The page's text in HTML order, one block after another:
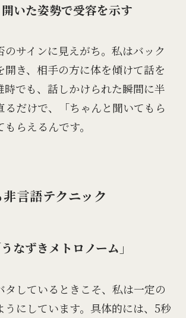
いた姿勢で受容を示す
のサインに見えがち。私はバック
開き、相手の方に体を傾けて話を
時でも、話しかけられた瞬間に半
るだけで、「ちゃんと聞いてもら
らえるんです。
言語テクニック
なずきメトロノーム」
タしているときこそ、私は一定の
うにしています。具体的には、5秒